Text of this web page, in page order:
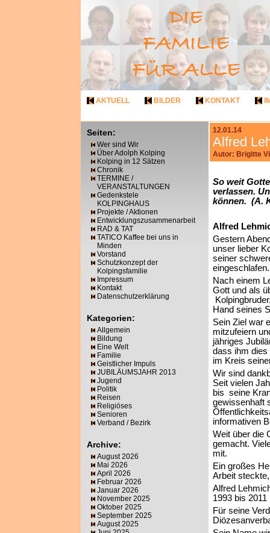
AKTUELL BILDER KONTAKT
Seiten:
Wer sind Wir
Über Adolph Kolping
Kolping in 12 Sätzen
Chronik
TERMINE /
VERANSTALTUNGEN
Gedenkstele
KOLPINGHAUS
Projekte / Aktionen
Entwicklungszusammenarbeit
RAD & TAT
TATICO Kaffee bei uns in
Minden
Vorstand
Schutzkonzept der
Kolpingsfamilie
Impressum
Kontakt
Datenschutzerklärung
Kategorien:
Allgemein
Bildung
Eine Welt
Familie
Geistlicher Impuls
JUBILÄUMSJAHR 2013
Jugend
Politik
Reisen
Religiöses
Senioren
Verband / Bezirk
Archive:
August 2026
Mai 2026
April 2026
Februar 2026
Januar 2026
November 2025
Oktober 2025
September 2025
August 2025
12.01.14
Alfred
Autor: Brigitte
So weit
verlassen.
können. (A.
Alfred
Gestern
unser lieber
seiner
eingeschlafen.
Nach einem
Gott und als
Hand seines
Sein Ziel war
mitzufeiern
jähriges
dass ihm dies
im Kreis
Wir sind
Seit vielen
bis seine
gewissenhaft
informativen
Weit über die
gemacht.
mit.
Ein großes
Arbeit
Alfred
1993 bis
Für seine